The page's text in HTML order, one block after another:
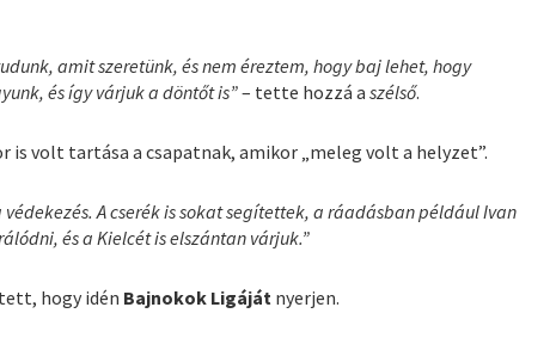
amit szeretünk, és nem éreztem, hogy baj lehet, hogy
és így várjuk a döntőt is”– tette hozzá aszélső.
is volt tartása a csapatnak, amikor „meleg volt a helyzet”.
A cserék is sokat segítettek, a ráadásban például Ivan
és a Kielcét is elszántan várjuk.”
hogy idén Bajnokok Ligáját nyerjen.